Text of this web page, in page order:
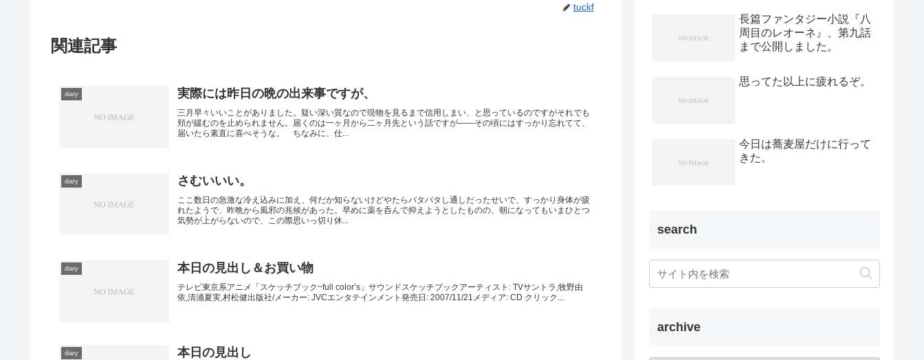
tuckf
関連記事
diary 実際には昨日の晩の出来事ですが、
三月早々いいことがありました。疑い深い質なので現物を見るまで信用しまい、と思っているのですがそれでも
頬が緩むのを止められません。届くのは一ヶ月から二ヶ月先という話ですが――その頃にはすっかり忘れてて、
届いたら素直に喜べそうな。 ちなみに、仕...
diary さむいいい。
ここ数日の急激な冷え込みに加え、何だか知らないけどやたらバタバタし通しだったせいで、すっかり身体が疲
れたようで、昨晩から風邪の兆候があった。早めに薬を呑んで抑えようとしたものの、朝になってもいまひとつ
気勢が上がらないので、この際思いっ切り休...
diary 本日の見出し＆お買い物
テレビ東京系アニメ「スケッチブック~full color’s」サウンドスケッチブックアーティスト: TVサントラ,牧野由
依,清浦夏実,村松健出版社/メーカー: JVCエンタテインメント発売日: 2007/11/21メディア: CD クリック...
diary 本日の見出し
長篇ファンタジー小説『八
周目のレオーネ』、第九話
まで公開しました。
思ってた以上に疲れるぞ。
今日は蕎麦屋だけに行って
きた。
search
archive